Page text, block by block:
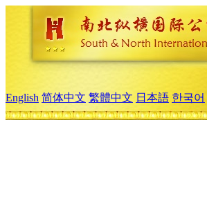
English 简体中文 繁體中文 日本語 한국어